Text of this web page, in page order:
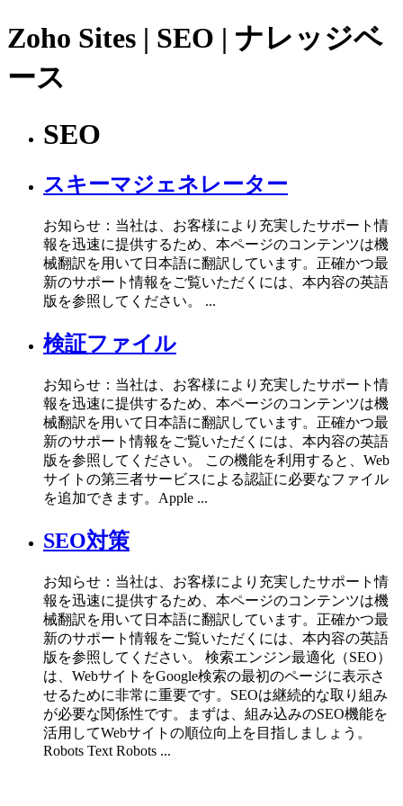
Zoho Sites | SEO | ナレッジベ
ース
SEO
スキーマジェネレーター
お知らせ：当社は、お客様により充実したサポート情
報を迅速に提供するため、本ページのコンテンツは機
械翻訳を用いて日本語に翻訳しています。正確かつ最
新のサポート情報をご覧いただくには、本内容の英語
版を参照してください。 ...
検証ファイル
お知らせ：当社は、お客様により充実したサポート情
報を迅速に提供するため、本ページのコンテンツは機
械翻訳を用いて日本語に翻訳しています。正確かつ最
新のサポート情報をご覧いただくには、本内容の英語
版を参照してください。 この機能を利用すると、Web
サイトの第三者サービスによる認証に必要なファイル
を追加できます。Apple ...
SEO対策
お知らせ：当社は、お客様により充実したサポート情
報を迅速に提供するため、本ページのコンテンツは機
械翻訳を用いて日本語に翻訳しています。正確かつ最
新のサポート情報をご覧いただくには、本内容の英語
版を参照してください。 検索エンジン最適化（SEO）
は、WebサイトをGoogle検索の最初のページに表示さ
せるために非常に重要です。SEOは継続的な取り組み
が必要な関係性です。まずは、組み込みのSEO機能を
活用してWebサイトの順位向上を目指しましょう。
Robots Text Robots ...